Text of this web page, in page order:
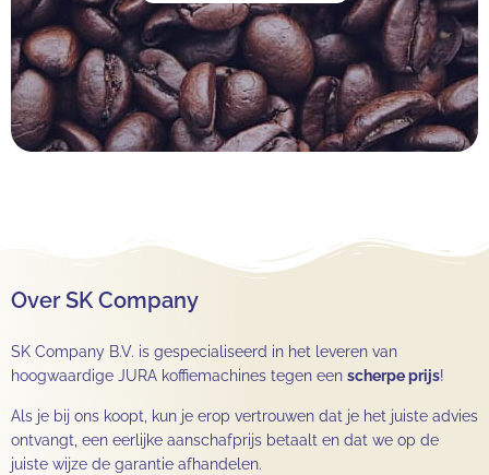
Over SK Company
SK Company B.V. is gespecialiseerd in het leveren van
hoogwaardige JURA koffiemachines tegen een scherpe prijs!
Als je bij ons koopt, kun je erop vertrouwen dat je het juiste advies
ontvangt, een eerlijke aanschafprijs betaalt en dat we op de
juiste wijze de garantie afhandelen.